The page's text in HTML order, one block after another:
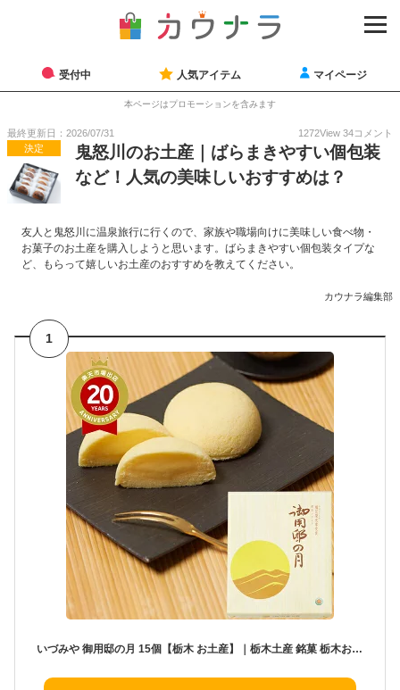
受付中 人気アイテム マイページ
本ページはプロモーションを含みます
最終更新日：2026/07/31 1272View 34コメント
決定
鬼怒川のお土産｜ばらまきやすい個包装
など！人気の美味しいおすすめは？
友人と鬼怒川に温泉旅行に行くので、家族や職場向けに美味しい食べ物・
お菓子のお土産を購入しようと思います。ばらまきやすい個包装タイプな
ど、もらって嬉しいお土産のおすすめを教えてください。
カウナラ編集部
1
いづみや 御用邸の月 15個【栃木 お土産】｜栃木土産 銘菓 栃木お土産 おみやげ みやげ お菓子 プレゼント ギフト 手土産 洋菓子 お返し 挨拶 お礼 スイーツ お返し 栃木 帰省土産 お取り寄せ 贈り物